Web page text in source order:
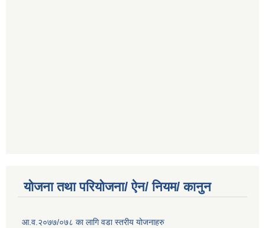
योजना तथा परियोजना/ ऐन/ नियम/ कानुन
आ.व.२०७७/०७८ का लागि वडा स्तरीय योजनाहरु